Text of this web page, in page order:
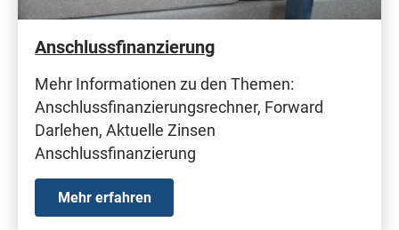
Anschlussfinanzierung
Mehr Informationen zu den Themen:
Anschlussfinanzierungsrechner, Forward
Darlehen, Aktuelle Zinsen
Anschlussfinanzierung
Mehr erfahren